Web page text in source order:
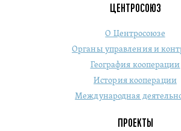
ЦЕНТРОСОЮЗ
О Центросоюзе
Органы управления и
География кооперации
История кооперации
Международная
ПРОЕКТЫ